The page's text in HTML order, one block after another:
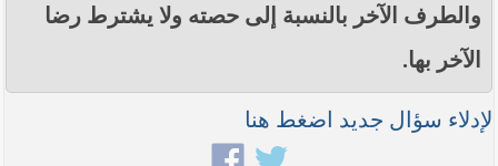
والطرف الآخر بالنسبة إلى حصته ولا يشترط رضا
الآخر بها.
لإدلاء سؤال جديد اضغط هنا